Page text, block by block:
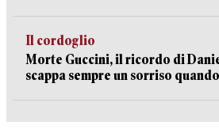
Il cordoglio
Morte Guccini, il ricordo di
scappa sempre un sorriso